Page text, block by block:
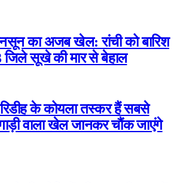
का अजब खेल: रांची को बारिश
जिले सूखे की मार से बेहाल
के कोयला तस्कर हैं सबसे
वाला खेल जानकर चौंक जाएंगे